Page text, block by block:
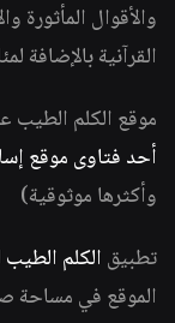
والأقوال المأثورة
القرآنية بالإضافة
موقع الكلم الطيب
أحد فتاوى موقع
وأكثرها موثوقية)
تطبيق الكلم الطيب
الموقع في مساحة